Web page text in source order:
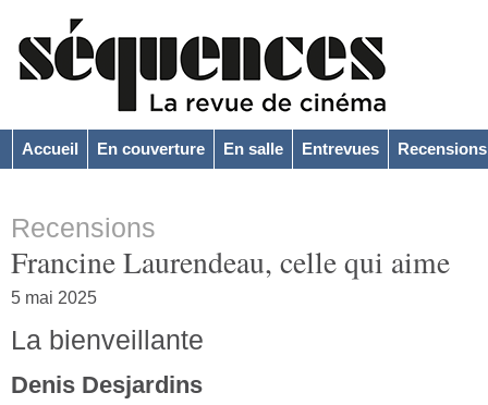
Accueil En couverture En salle Entrevues Recensions
Recensions
Francine Laurendeau, celle qui aime
5 mai 2025
La bienveillante
Denis Desjardins